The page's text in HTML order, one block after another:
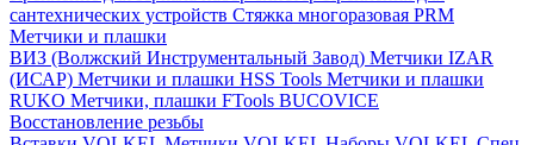
сантехнических устройств Стяжка многоразовая PRM
Метчики и плашки
ВИЗ (Волжский Инструментальный Завод) Метчики IZAR
(ИСАР) Метчики и плашки HSS Tools Метчики и плашки
RUKO Метчики, плашки FTools BUCOVICE
Восстановление резьбы